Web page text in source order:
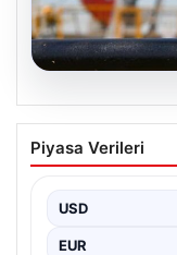
Petrol
düştü mü,
Piyasa Verileri
USD
EUR